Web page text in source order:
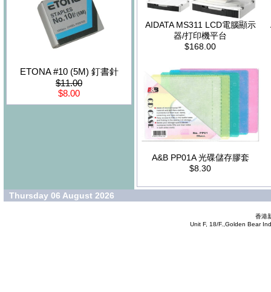
ETONA #10 (5M) 釘書針
$11.00
$8.00
AIDATA MS311 LCD電腦顯示
器/打印機平台
$168.00
A&B PP01A 光碟儲存膠套
$8.30
Thursday 06 August 2026
香港
Unit F, 18/F.,Golden Bear